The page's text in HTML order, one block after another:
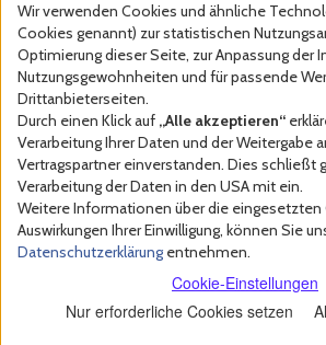
Wir verwenden Cookies und ähnliche
Cookies genannt) zur statistischen
Optimierung dieser Seite, zur Anpassung der
Nutzungsgewohnheiten und für passende
Drittanbieterseiten.
Durch einen Klick auf „Alle akzeptieren“
Verarbeitung Ihrer Daten und der Weitergabe
Vertragspartner einverstanden. Dies schließt
Verarbeitung der Daten in den USA mit ein.
Weitere Informationen über die eingesetzten
Auswirkungen Ihrer Einwilligung, können Sie
Datenschutzerklärung entnehmen.
Cookie-Einstellungen
Nur erforderliche Cookies setzen